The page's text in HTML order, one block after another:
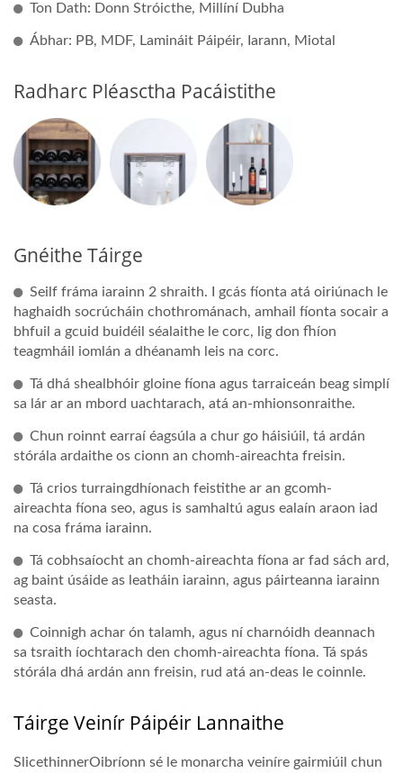
Ton Dath: Donn Stróicthe, Millíní Dubha
Ábhar: PB, MDF, Lamináit Páipéir, Iarann, Miotal
Radharc Pléasctha Pacáistithe
Gnéithe Táirge
Seilf fráma iarainn 2 shraith. I gcás fíonta atá oiriúnach le
haghaidh socrúcháin chothrománach, amhail fíonta socair a
bhfuil a gcuid buidéil séalaithe le corc, lig don fhíon
teagmháil iomlán a dhéanamh leis na corc.
Tá dhá shealbhóir gloine fíona agus tarraiceán beag simplí
sa lár ar an mbord uachtarach, atá an-mhionsonraithe.
Chun roinnt earraí éagsúla a chur go háisiúil, tá ardán
stórála ardaithe os cionn an chomh-aireachta freisin.
Tá crios turraingdhíonach feistithe ar an gcomh-
aireachta fíona seo, agus is samhaltú agus ealaín araon iad
na cosa fráma iarainn.
Tá cobhsaíocht an chomh-aireachta fíona ar fad sách ard,
ag baint úsáide as leatháin iarainn, agus páirteanna iarainn
seasta.
Coinnigh achar ón talamh, agus ní charnóidh deannach
sa tsraith íochtarach den chomh-aireachta fíona. Tá spás
stórála dhá ardán ann freisin, rud atá an-deas le coinnle.
Táirge Veinír Páipéir Lannaithe
SlicethinnerOibríonn sé le monarcha veiníre gairmiúil chun